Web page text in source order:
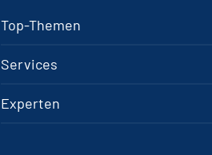
Top-Themen
Services
Experten